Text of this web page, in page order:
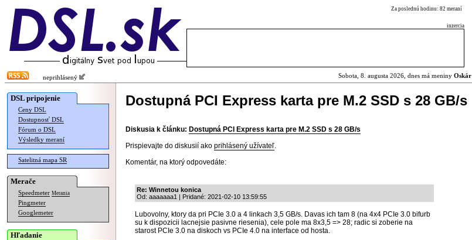
Za poslednú hodinu: 82 meraní
inzercia
neprihlásený Sobota, 8. augusta 2026, dnes má meniny Oskár
DSL pripojenie
Ceny DSL
Dostupnosť DSL
Fórum o DSL
Výsledky meraní
Satelitná mapa SR
Merače
Speedmeter Merania
Pingmeter
Googlemeter
Hľadanie
Dostupná PCI Express karta pre M.2 SSD s 28 GB/s
Diskusia k článku: Dostupná PCI Express karta pre M.2 SSD s 28 GB/s
Prispievajte do diskusií ako prihlásený užívateľ.
Komentár, na ktorý odpovedáte:
Re: Winnetou konica
Od: aaaaaaa1 | Pridané: 2021-02-10 13:59:55
Lubovolny, ktory da pri PCIe 3.0 a 4 linkach 3,5 GB/s. Davas ich tam 8 (na 4x4 PCIe 3.0 bifurb
su k dispozicii lacnejsie pasivne riesenia), cele pole ma 8x3,5 => 28; radic si zoberie na
starost PCIe 3.0 na diskoch vs PCIe 4.0 na interface od hosta.